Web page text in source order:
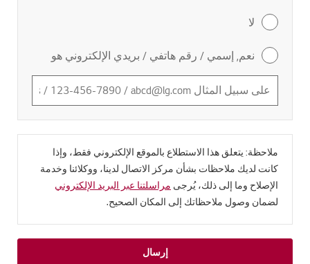
لا
نعم, إسمي / رقم هاتفي / بريدي الإلكتروني هو
ملاحظة: يتعلق هذا الاستطلاع بالموقع الإلكتروني فقط، وإذا
كانت لديك ملاحظات بشأن مركز الاتصال لدينا، ووكلائنا وخدمة
الإصلاح وما إلى ذلك، يُرجى مراسلتنا عبر البريد الإلكتروني
لضمان وصول ملاحظاتك إلى المكان الصحيح.
إرسال